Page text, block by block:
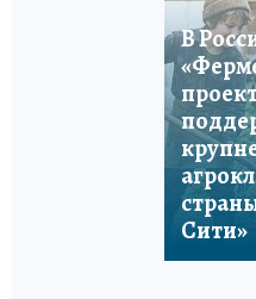
В
Сити»